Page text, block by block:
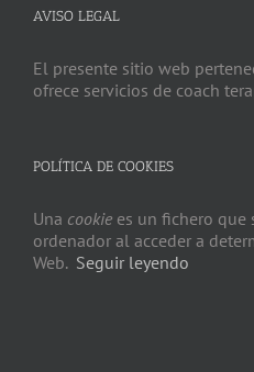
AVISO LEGAL
El presente sitio web
ofrece servicios de coach
POLÍTICA DE COOKIES
Una cookie es un fichero que
ordenador al acceder a
Web. Seguir leyendo